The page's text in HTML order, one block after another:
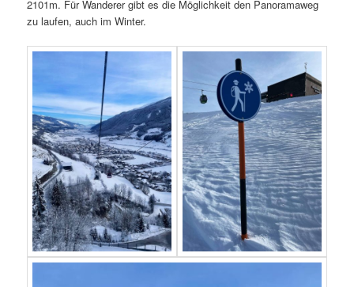
2101m. Für Wanderer gibt es die Möglichkeit den Panoramaweg
zu laufen, auch im Winter.